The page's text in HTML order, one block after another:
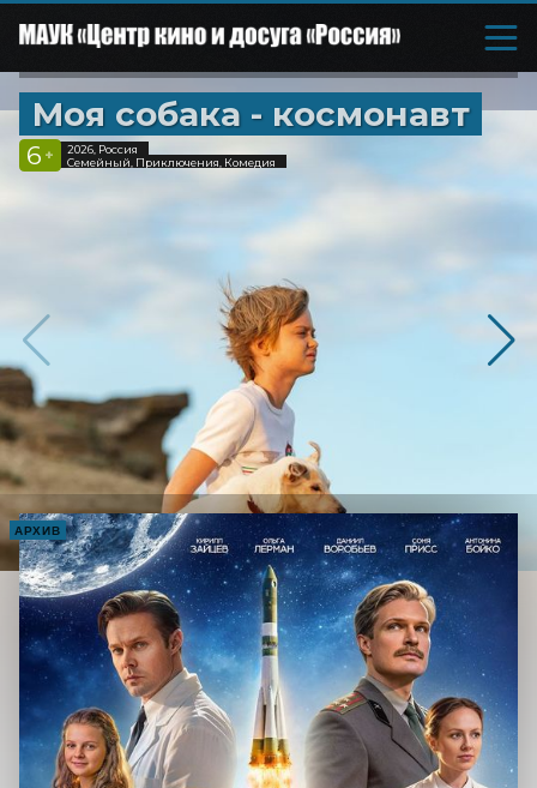
Моя собака - космонавт
6 +
2026, Россия
Семейный, Приключения, Комедия
АРХИВ